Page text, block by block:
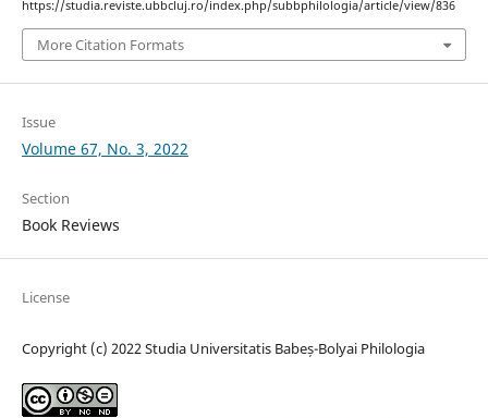
https://studia.reviste.ubbcluj.ro/index.php/subbphilologia/article/view/836
More Citation Formats
Issue
Volume 67, No. 3, 2022
Section
Book Reviews
License
Copyright (c) 2022 Studia Universitatis Babeș-Bolyai Philologia